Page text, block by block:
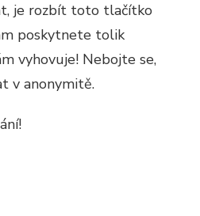
je rozbít toto tlačítko
poskytnete tolik
vyhovuje! Nebojte se,
v anonymitě.